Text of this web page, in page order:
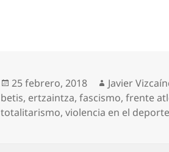
Publicado
el
25 febrero, 2018 Autor
Javier
betis, ertzaintza,fascismo,frente
totalitarismo,violencia en el deporte